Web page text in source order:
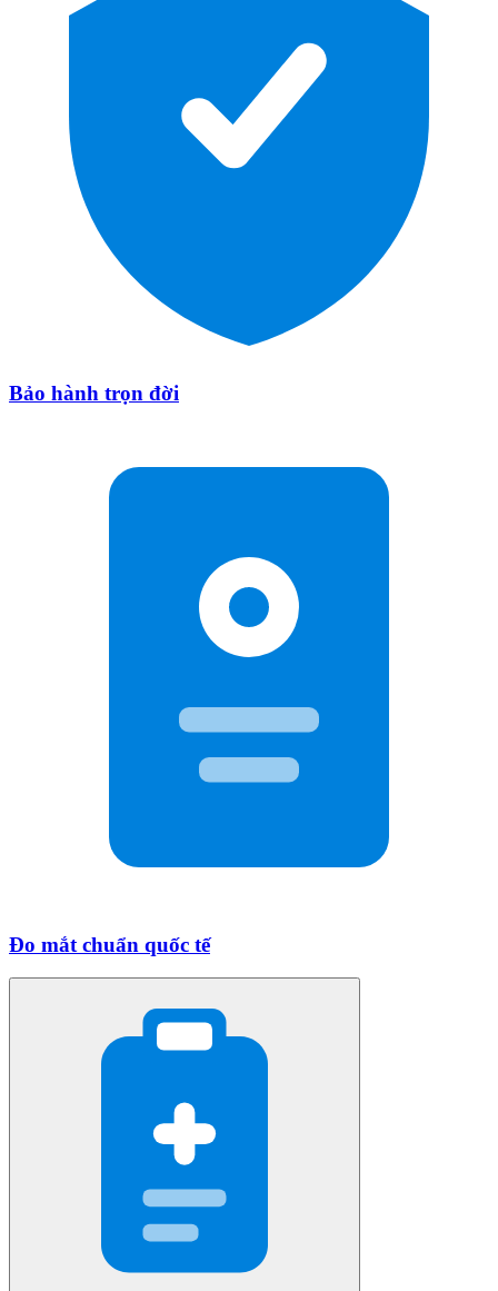
Bảo hành trọn đời
Đo mắt chuẩn quốc tế